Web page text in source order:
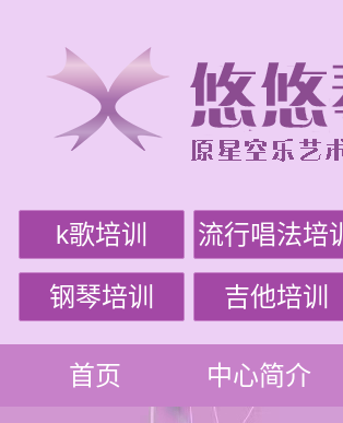
k歌培训 流行唱法培训
钢琴培训 吉他培训
首页 中心简介